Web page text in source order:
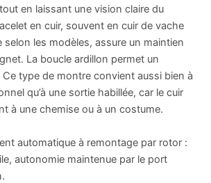
en laissant une vision claire du
en cuir, souvent en cuir de vache
selon les modèles, assure un maintien
La boucle ardillon permet un
type de montre convient aussi bien à
qu’à une sortie habillée, car le cuir
à une chemise ou à un costume.
automatique à remontage par rotor :
autonomie maintenue par le port